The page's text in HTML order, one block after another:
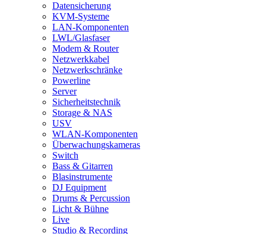
Datensicherung
KVM-Systeme
LAN-Komponenten
LWL/Glasfaser
Modem & Router
Netzwerkkabel
Netzwerkschränke
Powerline
Server
Sicherheitstechnik
Storage & NAS
USV
WLAN-Komponenten
Überwachungskameras
Switch
Bass & Gitarren
Blasinstrumente
DJ Equipment
Drums & Percussion
Licht & Bühne
Live
Studio & Recording